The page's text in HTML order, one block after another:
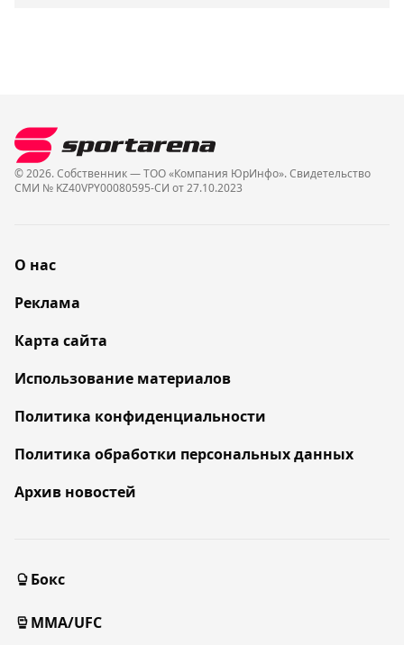
© 2026. Собственник — ТОО «Компания ЮрИнфо». Cвидетельство
СМИ № KZ40VPY00080595-СИ от 27.10.2023
О нас
Реклама
Карта сайта
Использование материалов
Политика конфиденциальности
Политика обработки персональных данных
Архив новостей
Бокс
MMA/UFC